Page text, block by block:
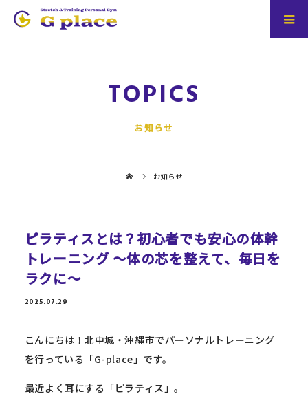
TOPICS
お知らせ
お知らせ
ピラティスとは？初心者でも安心の体幹
トレーニング 〜体の芯を整えて、毎日を
ラクに〜
2025.07.29
こんにちは！北中城・沖縄市でパーソナルトレーニング
を行っている「G-place」 です。
最近よく耳にする「ピラティス」。